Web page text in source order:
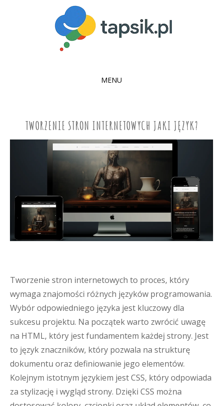
MENU
CONTENT
TWORZENIE STRON INTERNETOWYCH JAKI JĘZYK?
Tworzenie stron internetowych to proces, który
wymaga znajomości różnych języków programowania.
Wybór odpowiedniego języka jest kluczowy dla
sukcesu projektu. Na początek warto zwrócić uwagę
na HTML, który jest fundamentem każdej strony. Jest
to język znaczników, który pozwala na strukturę
dokumentu oraz definiowanie jego elementów.
Kolejnym istotnym językiem jest CSS, który odpowiada
za stylizację i wygląd strony. Dzięki CSS można